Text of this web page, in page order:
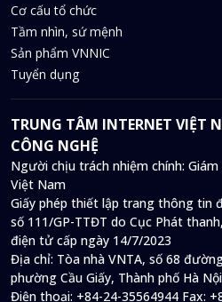
Cơ cấu tổ chức
Tầm nhìn, sứ mệnh
Sản phẩm VNNIC
Tuyển dụng
TRUNG TÂM INTERNET VIỆT
CÔNG NGHỆ
Người chịu trách nhiệm chính:
Việt Nam
Giấy phép thiết lập trang thông tin
số 111/GP-TTĐT do Cục Phát
điện tử cấp ngày 14/7/2023
Địa chỉ: Tòa nhà VNTA, số 68
phường Cầu Giấy, Thành phố Hà Nội
Điện thoại: +84-24-35564944 Fax: